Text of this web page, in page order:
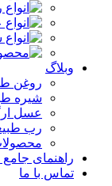
وبلاگ
روغن
شیره
عسل
رب
راهنمای
تماس با ما